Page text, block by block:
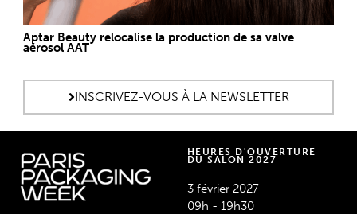
Aptar Beauty relocalise la production de sa valve
aérosol AAT
INSCRIVEZ-VOUS À LA NEWSLETTER
HEURES D'OUVERTURE
DU SALON 2027
3 février 2027
09h - 19h30